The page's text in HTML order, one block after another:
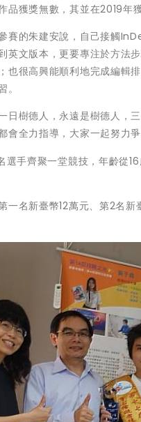
品獲獎無數，其並在2019年
賽的朱建安說，自己接觸
英文版本，更要專注於方法
也很高興能順利地完成編輯
日樹德人，永遠是樹德人，
會全力指導，大家一起努力爭
選手齊聚一堂競技，年齡從
一名新臺幣12萬元、第2名